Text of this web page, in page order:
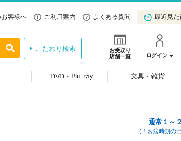
客様へ ご利用案内 よくある質問 最近見た
お受取り
店舗一覧
ログイン
こだわり検索
DVD・Blu-ray 文具・雑貨
通常１～
(！お盆時期の